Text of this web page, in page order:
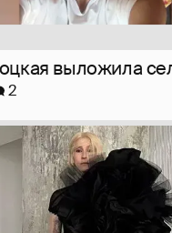
выложила
2